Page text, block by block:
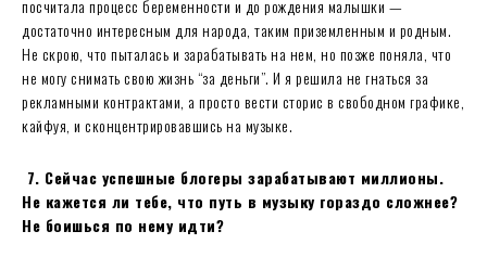
посчитала процесс беременности и до рождения малышки —
достаточно интересным для народа, таким приземленным и родным.
Не скрою, что пыталась и зарабатывать на нем, но позже поняла, что
не могу снимать свою жизнь “за деньги”. И я решила не гнаться за
рекламными контрактами, а просто вести сторис в свободном графике,
кайфуя, и сконцентрировавшись на музыке.
7. Сейчас успешные блогеры зарабатывают миллионы.
Не кажется ли тебе, что путь в музыку гораздо сложнее?
Не боишься по нему идти?